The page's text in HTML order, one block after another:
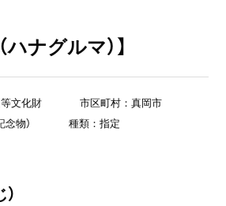
ハナグルマ）】
文化財
市区町村：真岡市
物）
種類：指定